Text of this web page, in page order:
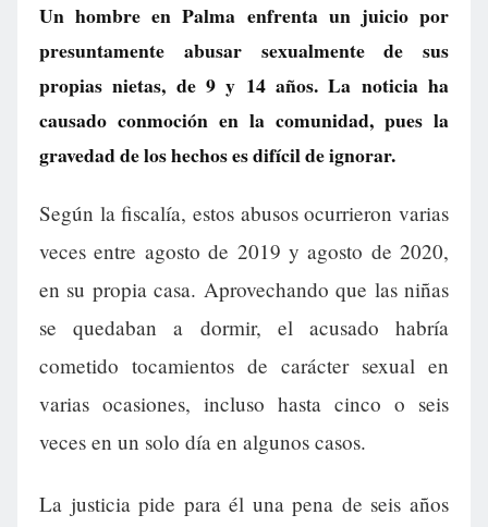
Un hombre en Palma enfrenta un juicio por
presuntamente abusar sexualmente de sus
propias nietas, de 9 y 14 años. La noticia ha
causado conmoción en la comunidad, pues la
gravedad de los hechos es difícil de ignorar.
Según la fiscalía, estos abusos ocurrieron varias
veces entre agosto de 2019 y agosto de 2020,
en su propia casa. Aprovechando que las niñas
se quedaban a dormir, el acusado habría
cometido tocamientos de carácter sexual en
varias ocasiones, incluso hasta cinco o seis
veces en un solo día en algunos casos.
La justicia pide para él una pena de seis años